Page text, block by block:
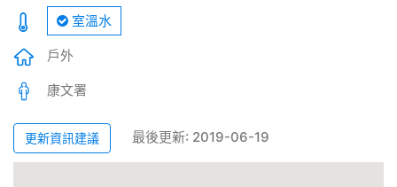
室溫水
戶外
康文署
更新資訊建議 最後更新: 2019-06-19